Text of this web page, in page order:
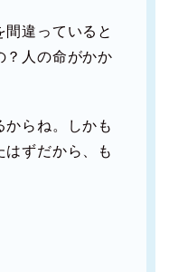
間違っていると
？人の命がかか
からね。しかも
はずだから、も